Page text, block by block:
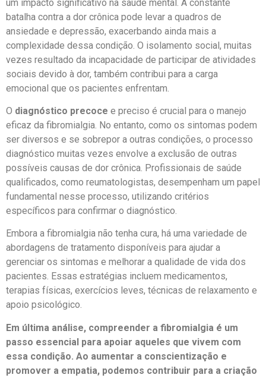
um impacto significativo na saúde mental. A constante
batalha contra a dor crônica pode levar a quadros de
ansiedade e depressão, exacerbando ainda mais a
complexidade dessa condição. O isolamento social, muitas
vezes resultado da incapacidade de participar de atividades
sociais devido à dor, também contribui para a carga
emocional que os pacientes enfrentam.
O diagnóstico precoce e preciso é crucial para o manejo
eficaz da fibromialgia. No entanto, como os sintomas podem
ser diversos e se sobrepor a outras condições, o processo
diagnóstico muitas vezes envolve a exclusão de outras
possíveis causas de dor crônica. Profissionais de saúde
qualificados, como reumatologistas, desempenham um papel
fundamental nesse processo, utilizando critérios
específicos para confirmar o diagnóstico.
Embora a fibromialgia não tenha cura, há uma variedade de
abordagens de tratamento disponíveis para ajudar a
gerenciar os sintomas e melhorar a qualidade de vida dos
pacientes. Essas estratégias incluem medicamentos,
terapias físicas, exercícios leves, técnicas de relaxamento e
apoio psicológico.
Em última análise, compreender a fibromialgia é um
passo essencial para apoiar aqueles que vivem com
essa condição. Ao aumentar a conscientização e
promover a empatia, podemos contribuir para a criação